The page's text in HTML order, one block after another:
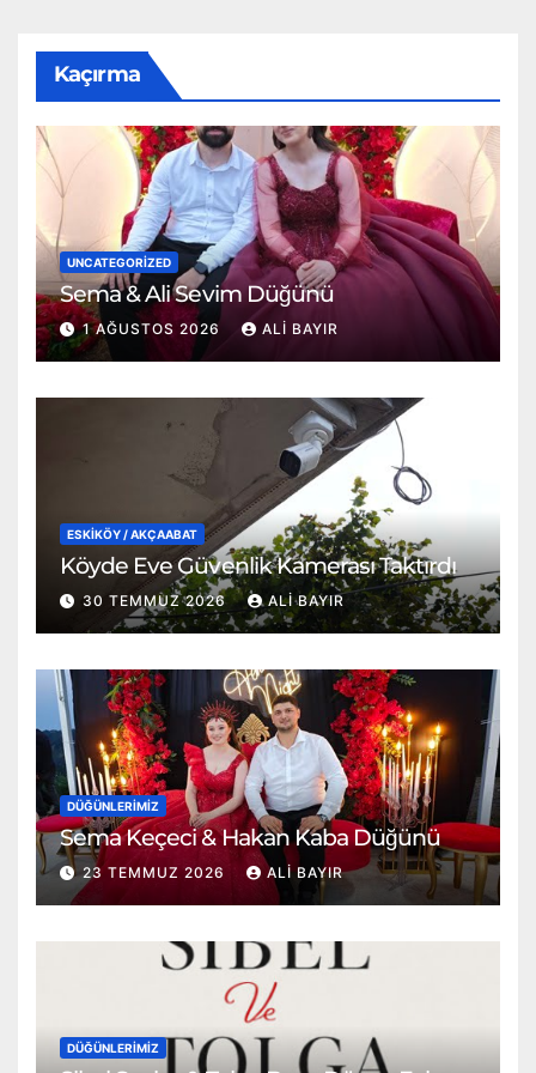
Kaçırma
UNCATEGORIZED
Sema & Ali Sevim Düğünü
1 AĞUSTOS 2026 ALI BAYIR
ESKİKÖY / AKÇAABAT
Köyde Eve Güvenlik Kamerası Taktırdı
30 TEMMUZ 2026 ALI BAYIR
DÜĞÜNLERIMIZ
Sema Keçeci & Hakan Kaba Düğünü
23 TEMMUZ 2026 ALI BAYIR
DÜĞÜNLERIMIZ